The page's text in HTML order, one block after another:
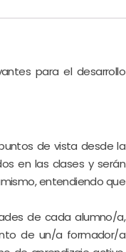
para el desarrollo
de vista desde la
en las clases y serán
entendiendo que
de cada alumno/a,
de un/a formador/a